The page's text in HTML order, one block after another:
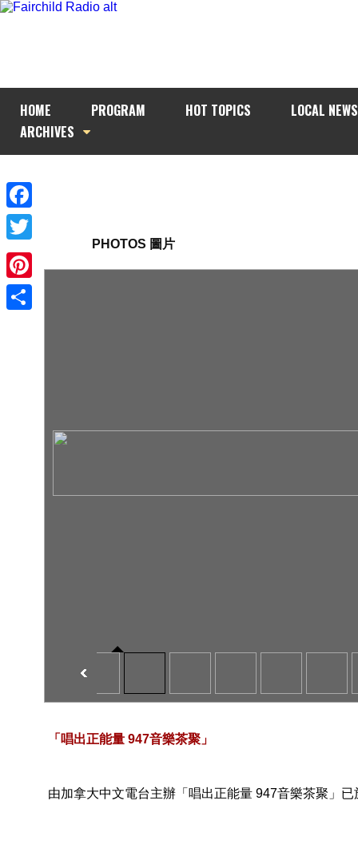
HOME PROGRAM HOT TOPICS
LOCAL NEWS
ARCHIVES
Facebook
Twitter
Pinterest
PHOTOS 圖片
「唱出正能量 947音樂茶聚」
由加拿大中文電台主辦「唱出正能量 947音樂茶聚」